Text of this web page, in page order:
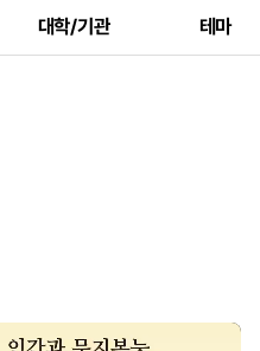
대학/기관 테마